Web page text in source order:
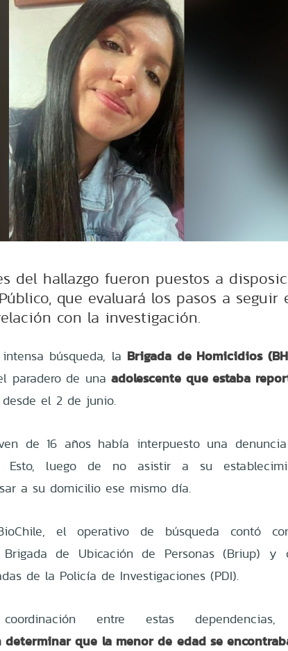
del hallazgo fueron puestos a
que evaluará los pasos a seguir
con la investigación.
búsqueda, la Brigada de Homicidios
paradero de una adolescente que estaba
desde el 2 de junio.
de 16 años había interpuesto una
Esto, luego de no asistir a su
a su domicilio ese mismo día.
el operativo de búsqueda contó
de Ubicación de Personas (Briup) y
de la Policía de Investigaciones (PDI).
entre estas
determinar que la menor de edad se